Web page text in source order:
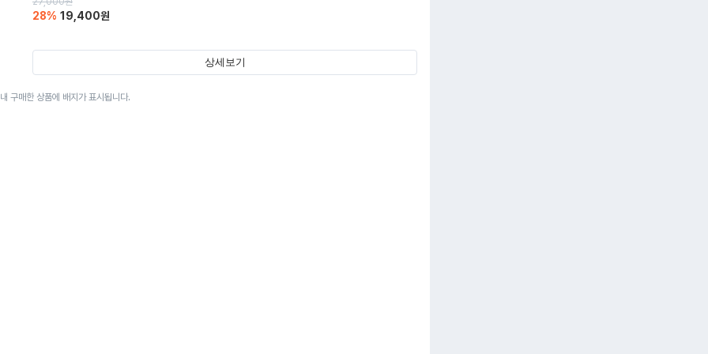
28% 19,400원
상세보기
구매한 상품에 배지가 표시됩니다.